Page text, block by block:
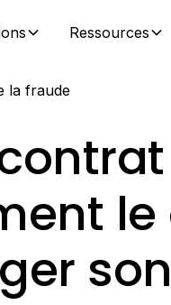
Ressources
la fraude